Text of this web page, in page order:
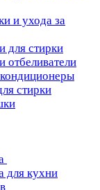
и ухода за
для стирки
отбеливатели
стирки
для кухни